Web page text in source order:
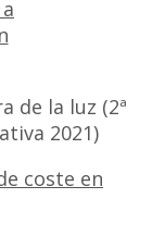
de la luz (2ª
2021)